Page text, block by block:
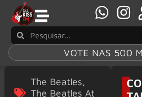
VOTE NAS 500
The Beatles,
The Beatles At